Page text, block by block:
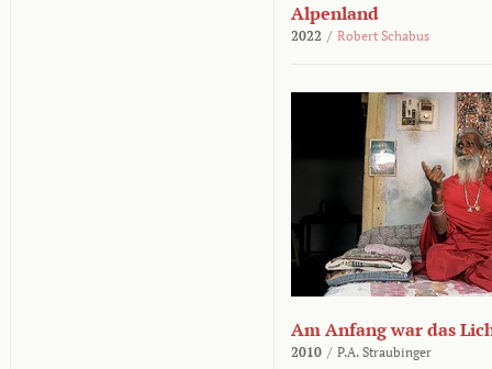
Alpenland
2022 / Robert Schabus
Am Anfang war das
2010 / P.A. Straubinger